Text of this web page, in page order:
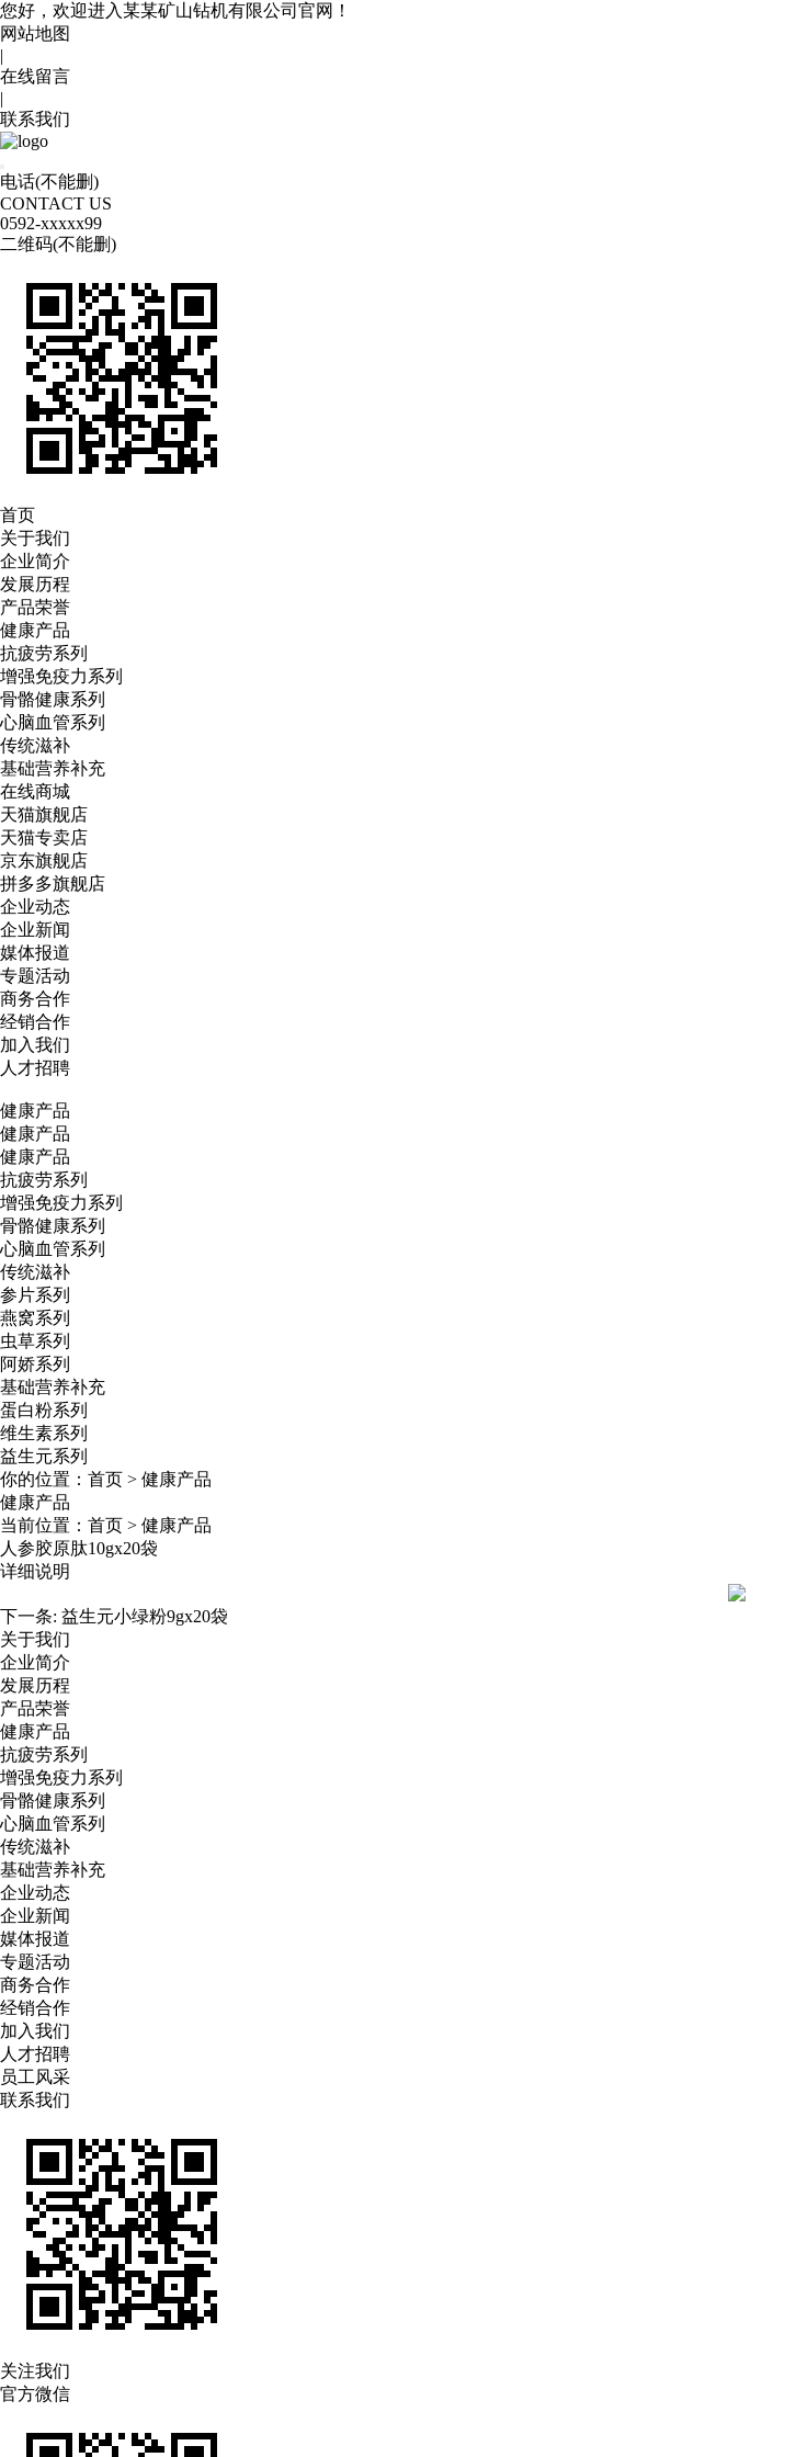
您好，欢迎进入某某矿山钻机有限公司官网！
网站地图
|
在线留言
|
联系我们
电话(不能删)
CONTACT US
0592-xxxxx99
二维码(不能删)
首页
关于我们
企业简介
发展历程
产品荣誉
健康产品
抗疲劳系列
增强免疫力系列
骨骼健康系列
心脑血管系列
传统滋补
基础营养补充
在线商城
天猫旗舰店
天猫专卖店
京东旗舰店
拼多多旗舰店
企业动态
企业新闻
媒体报道
专题活动
商务合作
经销合作
加入我们
人才招聘
健康产品
健康产品
健康产品
抗疲劳系列
增强免疫力系列
骨骼健康系列
心脑血管系列
传统滋补
参片系列
燕窝系列
虫草系列
阿娇系列
基础营养补充
蛋白粉系列
维生素系列
益生元系列
你的位置： 首页 > 健康产品
健康产品
当前位置： 首页 > 健康产品
人参胶原肽10gx20袋
详细说明
下一条: 益生元小绿粉9gx20袋
关于我们
企业简介
发展历程
产品荣誉
健康产品
抗疲劳系列
增强免疫力系列
骨骼健康系列
心脑血管系列
传统滋补
基础营养补充
企业动态
企业新闻
媒体报道
专题活动
商务合作
经销合作
加入我们
人才招聘
员工风采
联系我们
关注我们
官方微信